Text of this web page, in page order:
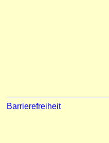
Barrierefreiheit